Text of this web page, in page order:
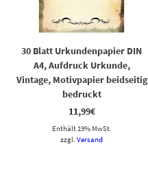
30 Blatt Urkundenpapier DIN
A4, Aufdruck Urkunde,
Vintage, Motivpapier beidseitig
bedruckt
11,99€
Enthält 19% MwSt.
zzgl.Versand